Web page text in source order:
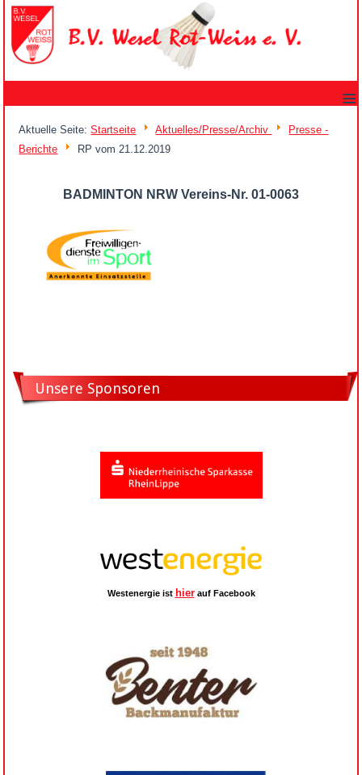
≡
Aktuelle Seite:Startseite Aktuelles/Presse/Archiv
Presse -
Berichte
RP vom 21.12.2019
BADMINTON NRW Vereins-Nr. 01-0063
Unsere Sponsoren
Westenergie ist hierauf Facebook